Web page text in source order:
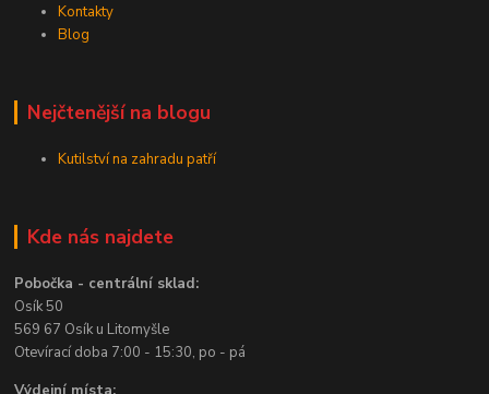
Kontakty
Blog
Nejčtenější na blogu
Kutilství na zahradu patří
Kde nás najdete
Pobočka - centrální sklad:
Osík 50
569 67 Osík u Litomyšle
Otevírací doba 7:00 - 15:30, po - pá